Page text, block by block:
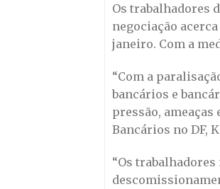
Os trabalhadores
negociação
janeiro. Com a
“Com a
bancários e
pressão, ameaças
Bancários no DF,
“Os